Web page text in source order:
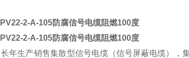
2-A-105防腐信号电缆阻燃100度
2-A-105防腐信号电缆阻燃100度
年生产销售集散型信号电缆（信号屏蔽电缆），